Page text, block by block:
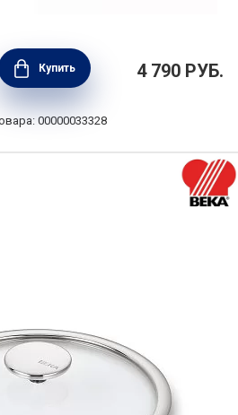
ручкой-дозатором 24 см,
AMT Gastroguss,
AMT024A
Купить 4 790 РУБ.
00000033328